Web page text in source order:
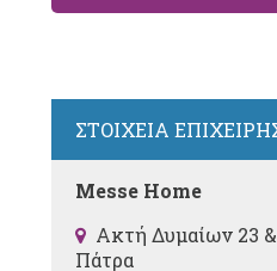
ΣΤΟΙΧΕΙΑ
Messe Home
Ακτή Δυμαίων 23 &
Πάτρα